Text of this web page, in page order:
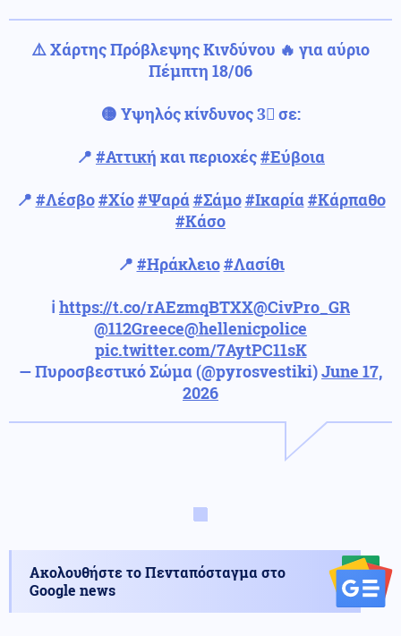
⚠️ Χάρτης Πρόβλεψης Κινδύνου 🔥 για αύριο
Πέμπτη 18/06
🟡 Υψηλός κίνδυνος 3⃣ σε:
📍 #Αττική και περιοχές#Εύβοια
📍 #Λέσβο#Χίο#Ψαρά#Σάμο#Ικαρία#Κάρπαθο
#Κάσο
📍 #Ηράκλειο#Λασίθι
ℹ️ https://t.co/rAEzmqBTXX@CivPro_GR
@112Greece@hellenicpolice
pic.twitter.com/7AytPC11sK
— Πυροσβεστικό Σώμα (@pyrosvestiki)June 17,
2026
Ακολουθήστε το Πενταπόσταγμα στο
Google news